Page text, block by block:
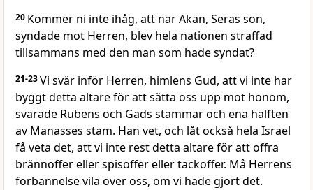
20 Kommer ni inte ihåg, att när Akan, Seras son,
syndade mot Herren, blev hela nationen straffad
tillsammans med den man som hade syndat?
21-23Vi svär inför Herren, himlens Gud, att vi inte har
byggt detta altare för att sätta oss upp mot honom,
svarade Rubens och Gads stammar och ena hälften
av Manasses stam. Han vet, och låt också hela Israel
få veta det, att vi inte rest detta altare för att offra
brännoffer eller spisoffer eller tackoffer. Må Herrens
förbannelse vila över oss, om vi hade gjort det.